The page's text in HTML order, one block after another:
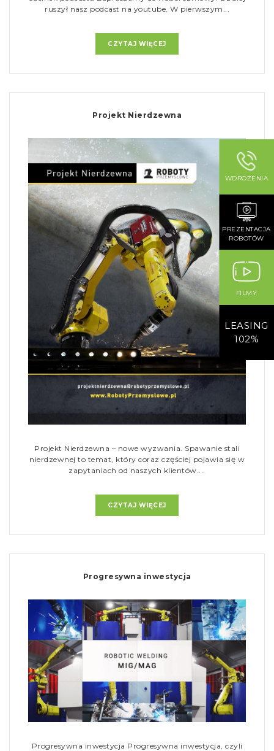
ruszył nasz podcast na youtube. W pierwszym...
CZYTAJ WIĘCEJ
Projekt Nierdzewna
Projekt Nierdzewna – nowe wyzwania. Spawanie stali
nierdzewnej to temat, który coraz częściej pojawia się w
zapytaniach od naszych klientów....
CZYTAJ WIĘCEJ
Progresywna inwestycja
Progresywna inwestycja Progresywna inwestycja, czyli
WDROŻENIA
PREZENTACJA
ROBOTÓW
FILMY
LEASING
102%